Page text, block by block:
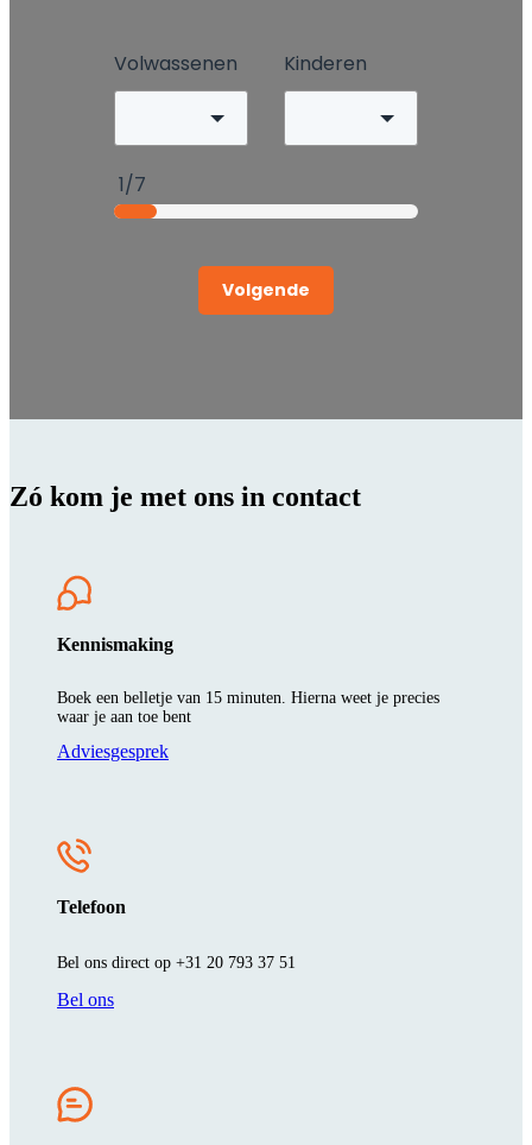
Volwassenen Kinderen
1/7
Volgende
Zó kom je met ons in contact
Kennismaking
Boek een belletje van 15 minuten. Hierna weet je precies
waar je aan toe bent
Adviesgesprek
Telefoon
Bel ons direct op +31 20 793 37 51
Bel ons